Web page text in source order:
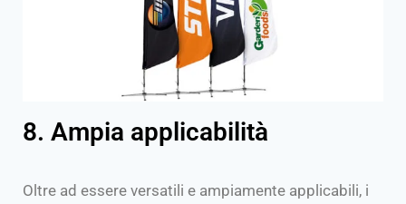
8. Ampia applicabilità
Oltre ad essere versatili e ampiamente applicabili, i